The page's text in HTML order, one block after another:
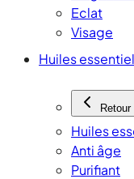
Eclat
Visage
Huiles
Retour
Huiles
Anti âge
Purifiant